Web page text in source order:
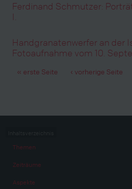
Ferdinand Schmutzer:
I.
Handgranatenwerfer an der
Fotoaufnahme vom 10.
Seiten
« erste Seite ‹ vorherige Seite
Themen
Zeiträume
Aspekte